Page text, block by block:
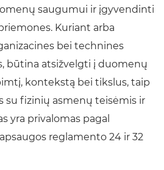
saugumui ir įgyvendinti
Kuriant arba
bei technines
būtina atsižvelgti į duomenų
kontekstą bei tikslus, taip
su fizinių asmenų teisėmis ir
yra privalomas pagal
reglamento 24 ir 32